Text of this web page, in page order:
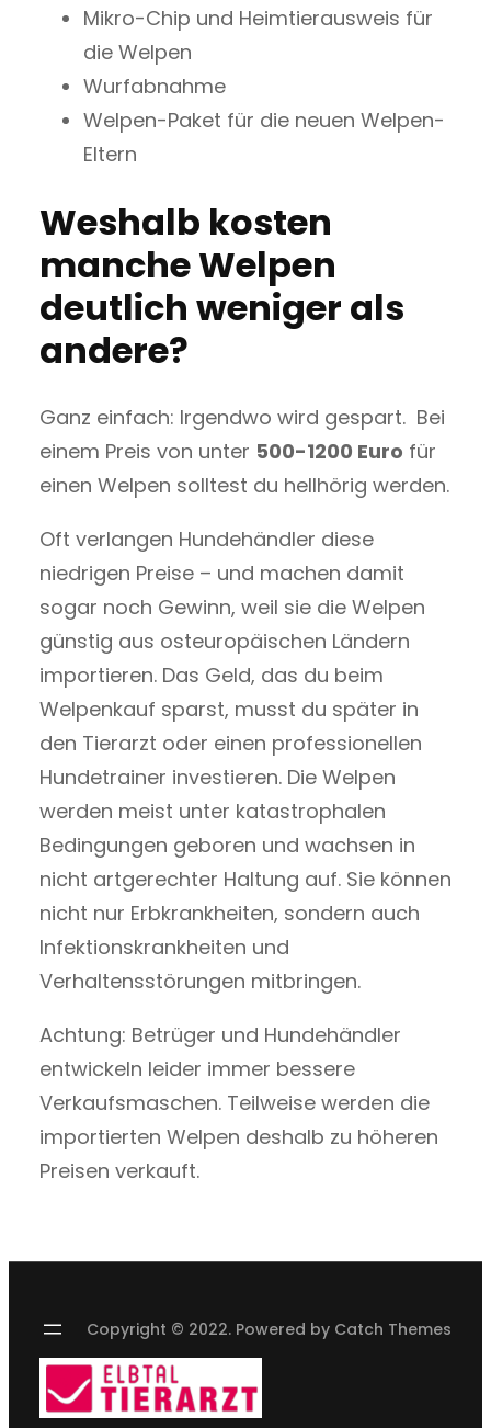
Mikro-Chip und Heimtierausweis für
die Welpen
Wurfabnahme
Welpen-Paket für die neuen Welpen-
Eltern
Weshalb kosten
manche Welpen
deutlich weniger als
andere?
Ganz einfach: Irgendwo wird gespart. Bei
einem Preis von unter 500-1200 Euro für
einen Welpen solltest du hellhörig werden.
Oft verlangen Hundehändler diese
niedrigen Preise – und machen damit
sogar noch Gewinn, weil sie die Welpen
günstig aus osteuropäischen Ländern
importieren. Das Geld, das du beim
Welpenkauf sparst, musst du später in
den Tierarzt oder einen professionellen
Hundetrainer investieren. Die Welpen
werden meist unter katastrophalen
Bedingungen geboren und wachsen in
nicht artgerechter Haltung auf. Sie können
nicht nur Erbkrankheiten, sondern auch
Infektionskrankheiten und
Verhaltensstörungen mitbringen.
Achtung: Betrüger und Hundehändler
entwickeln leider immer bessere
Verkaufsmaschen. Teilweise werden die
importierten Welpen deshalb zu höheren
Preisen verkauft.
Copyright © 2022. Powered by Catch Themes